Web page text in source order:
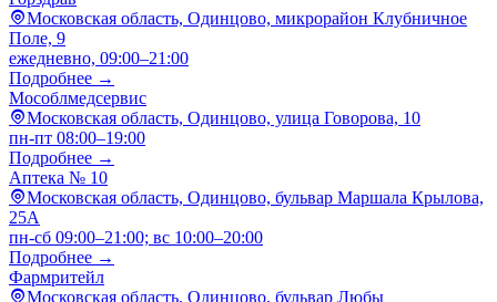
Московская область, Одинцово, микрорайон Клубничное
Поле, 9
ежедневно, 09:00–21:00
Подробнее →
Мособлмедсервис
Московская область, Одинцово, улица Говорова, 10
пн-пт 08:00–19:00
Подробнее →
Аптека № 10
Московская область, Одинцово, бульвар Маршала Крылова,
25А
пн-сб 09:00–21:00; вс 10:00–20:00
Подробнее →
Фармритейл
Московская область, Одинцово, бульвар Любы